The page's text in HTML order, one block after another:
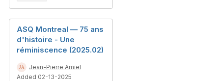
ASQ Montreal — 75 ans
d'histoire - Une
réminiscence (2025.02)
Jean-Pierre Amiel
Added 02-13-2025